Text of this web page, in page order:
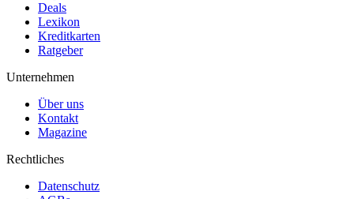
Deals
Lexikon
Kreditkarten
Ratgeber
Unternehmen
Über uns
Kontakt
Magazine
Rechtliches
Datenschutz